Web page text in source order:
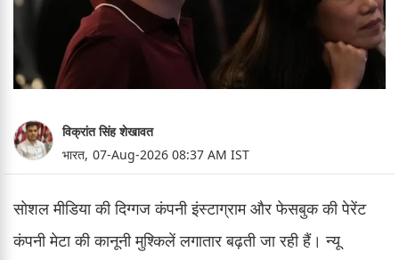
विक्रांत सिंह शेखावत
भारत, 07-Aug-2026 08:37 AM IST
सोशल मीडिया की दिग्गज कंपनी इंस्टाग्राम और फेसबुक की पेरेंट
कंपनी मेटा की कानूनी मुश्किलें लगातार बढ़ती जा रही हैं। न्यू